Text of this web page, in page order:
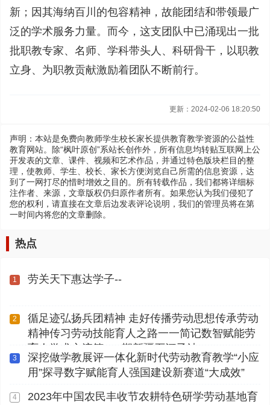
新；因其海纳百川的包容精神，故能团结和带领最广
泛的学术服务力量。而今，这支团队中已涌现出一批
批职教专家、名师、学科带头人、科研骨干，以职教
立身、为职教贡献激励着团队不断前行。
更新：2024-02-06 18:20:50
声明：本站是免费向教师学生校长家长提供教育教学资源的公益性
教育网站。除“枫叶原创”系站长创作外，所有信息均转贴互联网上公
开发表的文章、课件、视频和艺术作品，并通过特色版块栏目的整
理，使教师、学生、校长、家长方便浏览自己所需的信息资源，达
到了一网打尽的惜时增效之目的。所有转载作品，我们都将详细标
注作者、来源，文章版权仍归原作者所有。如果您认为我们侵犯了
您的权利，请直接在文章后边发表评论说明，我们的管理员将在第
一时间内将您的文章删除。
热点
1 劳关天下惠达学子--
2
循足迹弘扬兵团精神 走好传播劳动思想传承劳动
精神传习劳动技能育人之路一一简记数智赋能劳
育人学术交流第112期新疆石河子站
3
深挖做学教展评一体化新时代劳动教育教学“小应
用”探寻数字赋能育人强国建设新赛道“大成效”
4
2023年中国农民丰收节农耕特色研学劳动基地育